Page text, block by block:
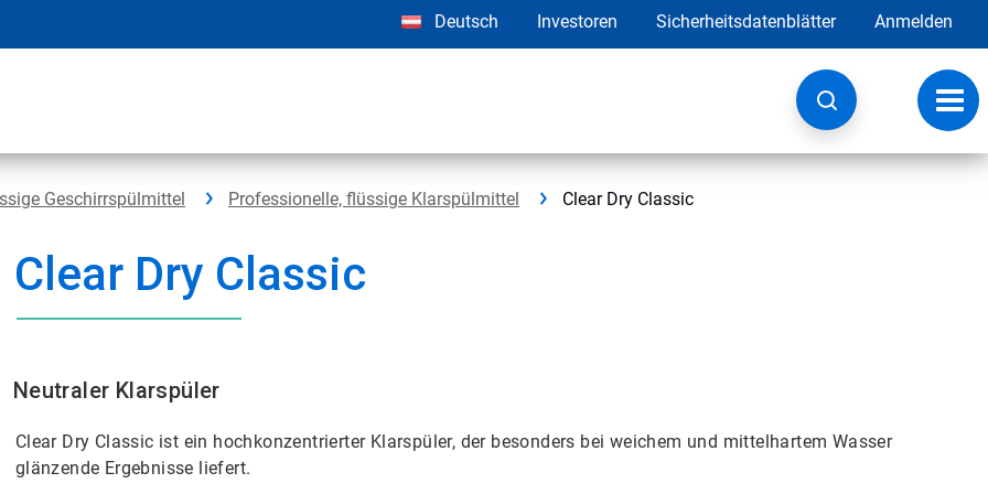
Deutsch Investoren Sicherheitsdatenblätter Anmelden
Geschirrspülmittel Professionelle, flüssige Klarspülmittel Clear Dry Classic
Clear Dry Classic
Neutraler Klarspüler
Clear Dry Classic ist ein hochkonzentrierter Klarspüler, der besonders bei weichem und mittelhartem Wasser
glänzende Ergebnisse liefert.